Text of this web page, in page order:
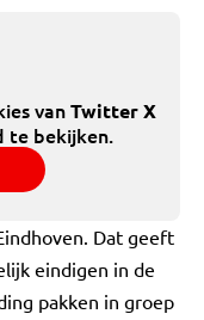
vanTwitter X
te bekijken.
Dat geeft
eindigen in de
pakken in groep